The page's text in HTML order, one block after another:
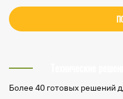
Более 40 готовых решений